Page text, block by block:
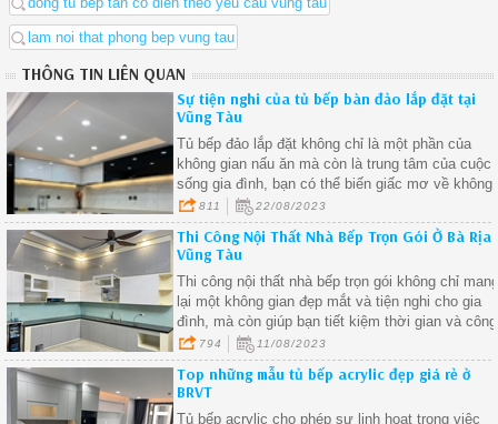
lam noi that phong bep vung tau
THÔNG TIN LIÊN QUAN
Sự tiện nghi của tủ bếp bàn đảo lắp đặt tại
Vũng Tàu
Tủ bếp đảo lắp đặt không chỉ là một phần của
không gian nấu ăn mà còn là trung tâm của cuộc
sống gia đình, bạn có thể biến giấc mơ về không
gian bếp hoàn hảo thành hiện thực
811 22/08/2023
Thi Công Nội Thất Nhà Bếp Trọn Gói Ở Bà Rịa
Vũng Tàu
Thi công nội thất nhà bếp trọn gói không chỉ
lại một không gian đẹp mắt và tiện nghi cho gia
đình, mà còn giúp bạn tiết kiệm thời gian và công
sức trong quá trình thi công
794 11/08/2023
Top những mẫu tủ bếp acrylic đẹp giá rẻ ở
BRVT
Tủ bếp acrylic cho phép sự linh hoạt trong việc